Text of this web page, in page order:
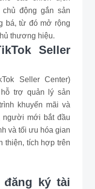
động gắn sản
bá, từ đó mở rộng
thương hiệu.
Seller
Seller Center)
trợ quản lý sản
khuyến mãi và
người mới bắt đầu
và tối ưu hóa gian
thiện, tích hợp trên
ký tài